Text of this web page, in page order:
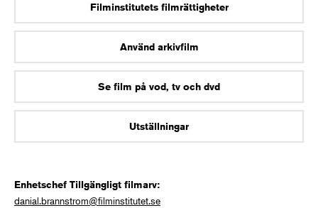
Filminstitutets filmrättigheter
Använd arkivfilm
Se film på vod, tv och dvd
Utställningar
Enhetschef Tillgängligt filmarv:
danial.brannstrom@filminstitutet.se